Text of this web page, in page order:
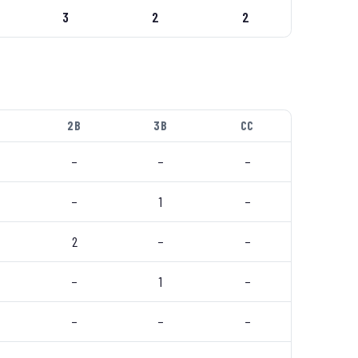
3 2 2
2B 3B CC
– – –
– 1 –
2 – –
– 1 –
– – –